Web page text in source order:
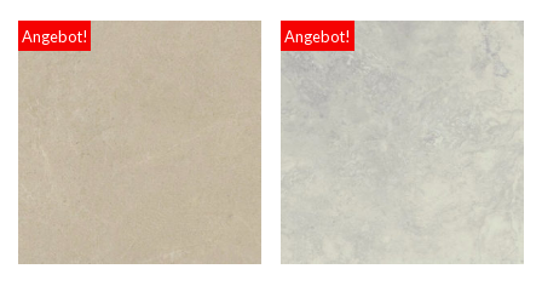
Angebot! Angebot!